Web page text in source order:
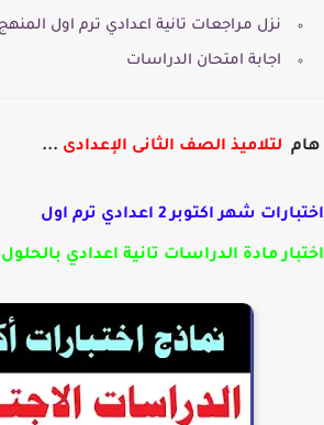
نزل مراجعات تانية اعدادي ترم اول المنهج
اجابة امتحان الدراسات
لتلاميذ الصف الثانى الإعدادى...
شهر اكتوبر 2 اعدادي ترم اول
مادة الدراسات تانية اعدادي بالحلول